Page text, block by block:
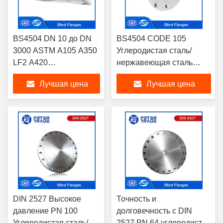
BS4504 DN 10 до DN
3000 ASTM A105 A350
LF2 A420
Углеродистый
стальной слепой
фланс PN10 BLRF
Фланс для
нефтегазопроводов
Лучшая цена
BS4504 CODE 105
Углеродистая сталь/
нержавеющая сталь
трубы Фланцевые
фитинги трубы Cs
слепые фланцы PN6 Для
нефтехимических
заводов
Лучшая цена
DIN 2527 Высокое
давление PN 100
Точность и
долговечность с DIN